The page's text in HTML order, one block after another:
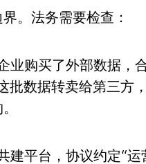
。法务需要检查：
购买了外部数据，
批数据转卖给第三方
平台，协议约定“